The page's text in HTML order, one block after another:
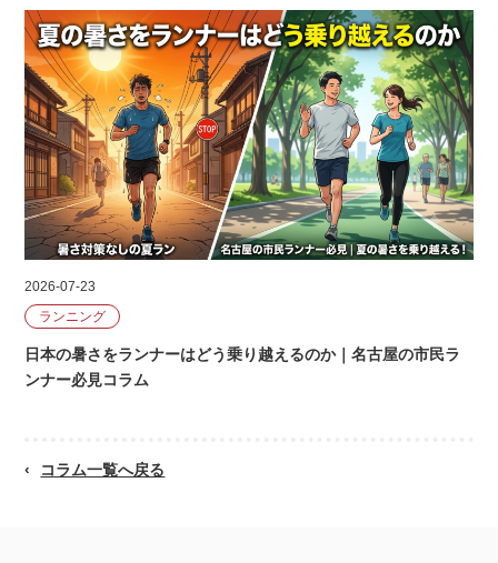
2026-07-23
ランニング
日本の暑さをランナーはどう乗り越えるのか｜名古屋の市民ラ
ンナー必見コラム
コラム一覧へ戻る